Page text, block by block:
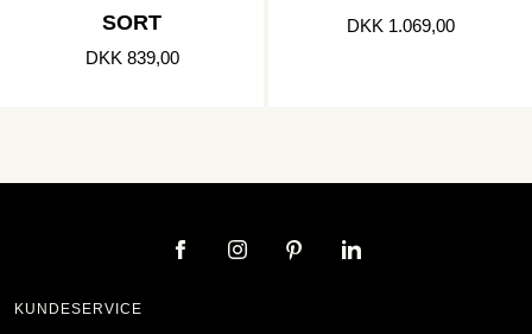
SORT
DKK 839,00
DKK 1.069,00
KUNDESERVICE